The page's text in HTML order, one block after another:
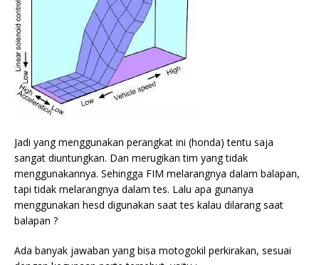
Jadi yang menggunakan perangkat ini (honda) tentu saja
sangat diuntungkan. Dan merugikan tim yang tidak
menggunakannya. Sehingga FIM melarangnya dalam balapan,
tapi tidak melarangnya dalam tes. Lalu apa gunanya
menggunakan hesd digunakan saat tes kalau dilarang saat
balapan ?
Ada banyak jawaban yang bisa motogokil perkirakan, sesuai